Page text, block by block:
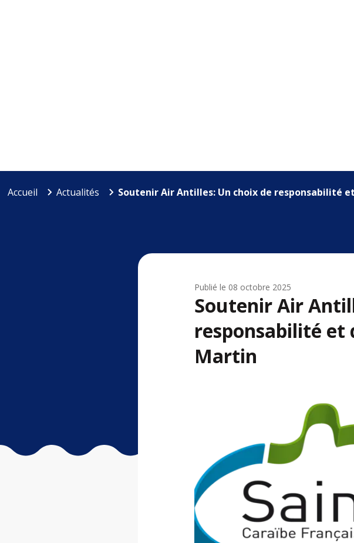
Accueil Actualités Soutenir Air Antilles: Un choix de responsabilité et
Publié le 08 octobre 2025
Soutenir Air
responsabilité et
Martin